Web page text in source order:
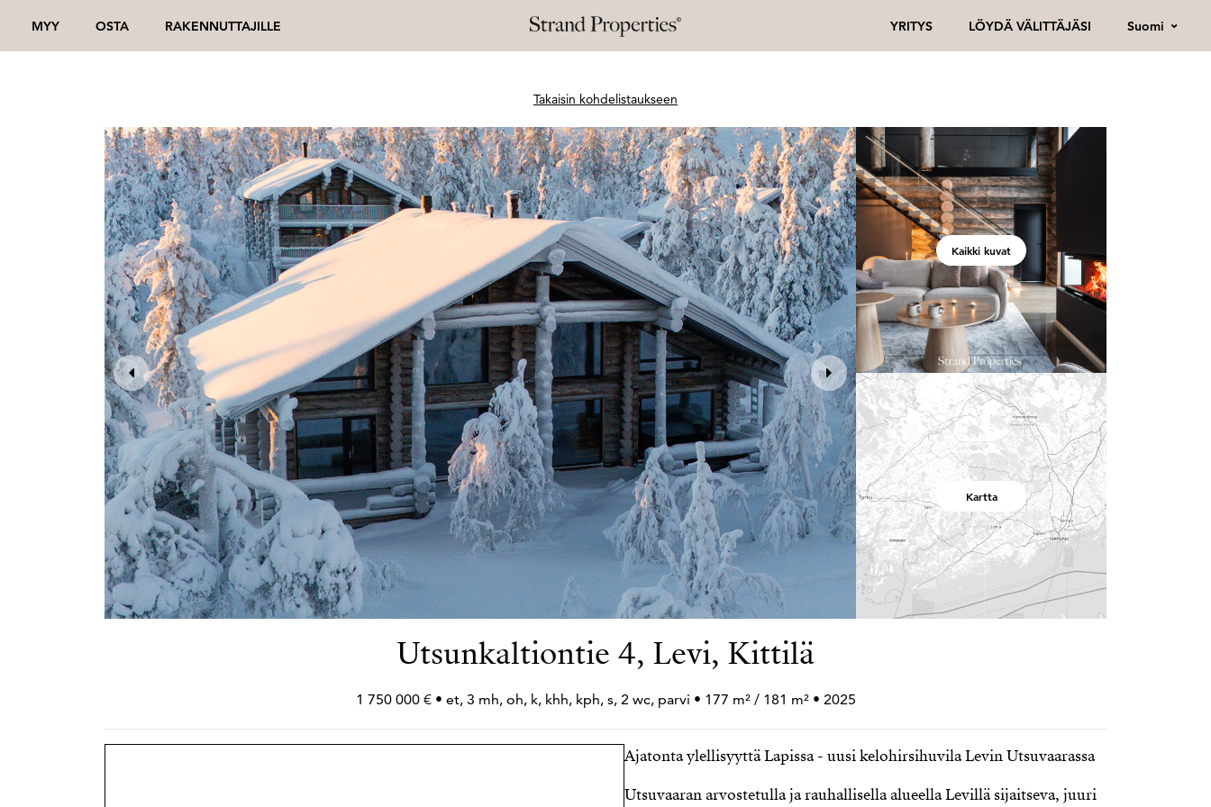
MYY OSTA RAKENNUTTAJILLE YRITYS LÖYDÄ VÄLITTÄJÄSI Suomi
Takaisin kohdelistaukseen
Kaikki kuvat
Kartta
Utsunkaltiontie 4, Levi, Kittilä
1 750 000 € • et, 3 mh, oh, k, khh, kph, s, 2 wc, parvi • 177 m² / 181 m² • 2025
Ajatonta ylellisyyttä Lapissa - uusi kelohirsihuvila Levin Utsuvaarassa
Utsuvaaran arvostetulla ja rauhallisella alueella Levillä sijaitseva, juuri